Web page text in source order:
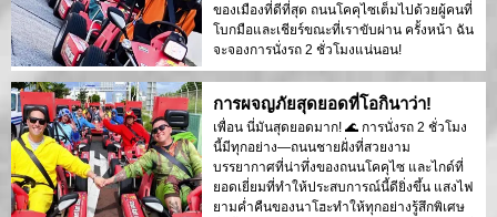
ของเมืองที่ดีที่สุด ถนนโคคุไซเต็มไปด้วยผู้คนที่
โบกมือและเชียร์ขณะที่เราขับผ่าน ครั้งหน้า ฉัน
จะจองการนั่งรถ 2 ชั่วโมงแน่นอน!
การผจญภัยสุดยอดที่โอกินาว่า!
เพื่อน นี่มันสุดยอดมาก! 🌊 การนั่งรถ 2 ชั่วโมง
นี้มีทุกอย่าง—ถนนชายฝั่งที่สวยงาม
บรรยากาศที่น่าทึ่งของถนนโคคุไซ และไกด์ที่
ยอดเยี่ยมที่ทำให้ประสบการณ์นี้ดียิ่งขึ้น แสงไฟ
ยามค่ำคืนของนาโฮะทำให้ทุกอย่างรู้สึกพิเศษ